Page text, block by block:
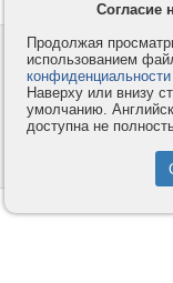
Контакты
Компания
Услуги
Как оплатить
© 2008-
Согласие
Продолжая
использованием
Наверху или внизу
умолчанию.
доступна не